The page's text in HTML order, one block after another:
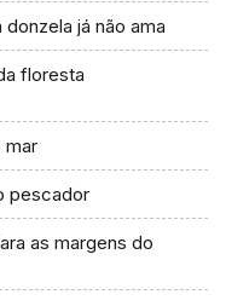
já não ama
floresta
mar
pescador
as margens do